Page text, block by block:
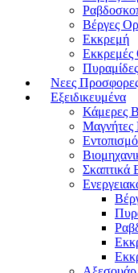
Βέργες
Εκκρεμή
Εκκρεμές
Νεες
Εξειδικευμένα
Κάμερες
Σκαπτικά